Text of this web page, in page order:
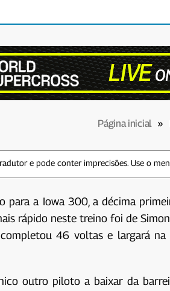
Página inicial»
e pode conter imprecisões. Use o
a Iowa 300, a décima
rápido neste treino foi de
46 voltas e largará
outro piloto a baixar da